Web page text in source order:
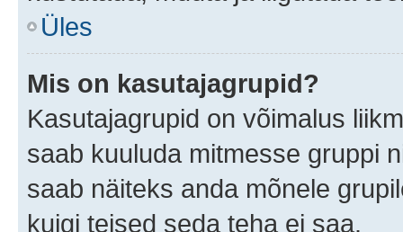
Üles
Mis on kasutajagrupid?
Kasutajagrupid on võimalus
saab kuuluda mitmesse gruppi
saab näiteks anda mõnele
kuigi teised seda teha ei saa.